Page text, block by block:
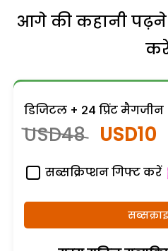
आगे की कहानी पढ़ने
डिजिटल + 24 प्रिंट मैगजीन
USD48 USD10
सब्सक्रिप्शन गिफ्ट करें